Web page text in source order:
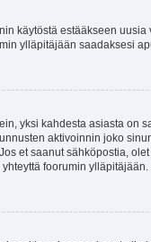
käytöstä estääkseen
ylläpitäjään saadaksesi
yksi kahdesta asiasta
aktivoinnin joko
et saanut sähköpostia,
foorumin ylläpitäjään.